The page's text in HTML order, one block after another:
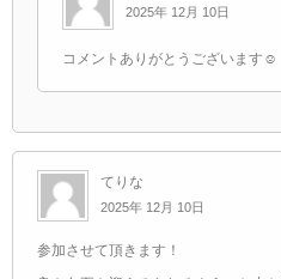
2025年 12月 10日
コメントありがとうございます☺️
てりな
2025年 12月 10日
参加させて頂きます！